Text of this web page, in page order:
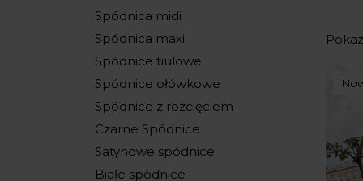
Spódnica midi
Spódnica maxi
Spódnice tiulowe
Spódnice ołówkowe
Spódnice z rozcięciem
Czarne Spódnice
Satynowe spódnice
Białe spódnice